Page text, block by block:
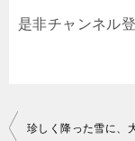
是非チャンネル
投